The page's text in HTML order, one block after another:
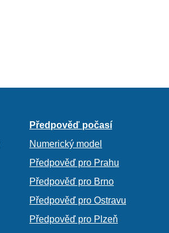
Předpověď počasí
Numerický model
Předpověď pro Prahu
Předpověď pro Brno
Předpověď pro Ostravu
Předpověď pro Plzeň